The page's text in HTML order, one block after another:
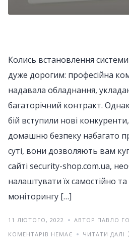
Колись встановлення
дуже дорогим: професійна
надавала обладнання,
багаторічний контракт. Однак
бій вступили нові
домашню безпеку набагато
суті, вони дозволяють вам
сайті security-shop.com.ua,
налаштувати їх самостійно
моніторингу […]
11 ЛЮТОГО, 2022
АВТОР ПАВЛО
КОМЕНТАРІВ НЕМАЄ
ЧИТАТИ ДАЛІ